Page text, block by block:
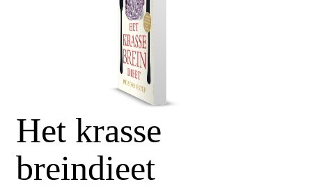
Het krasse
breindieet